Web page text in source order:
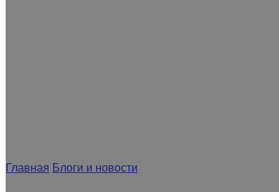
Главная Блоги и новости